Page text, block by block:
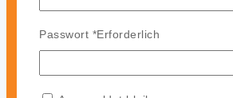
JOTUN Racing ist ein
leistungsstarkes
Passwort *Erforderlich